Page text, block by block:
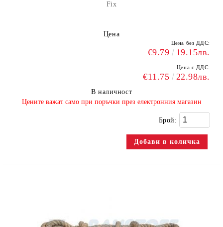
Fix
Цена
Цена без ДДС:
€9.79 19.15лв.
Цена с ДДС:
€11.75 22.98лв.
В наличност
​Цените важат само при поръчки през електронния магазин
Брой: